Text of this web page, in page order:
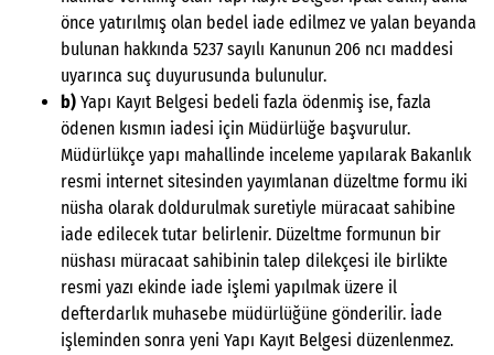
önce yatırılmış olan bedel iade edilmez ve yalan beyanda
bulunan hakkında 5237 sayılı Kanunun 206 ncı maddesi
uyarınca suç duyurusunda bulunulur.
b) Yapı Kayıt Belgesi bedeli fazla ödenmiş ise, fazla
ödenen kısmın iadesi için Müdürlüğe başvurulur.
Müdürlükçe yapı mahallinde inceleme yapılarak Bakanlık
resmi internet sitesinden yayımlanan düzeltme formu iki
nüsha olarak doldurulmak suretiyle müracaat sahibine
iade edilecek tutar belirlenir. Düzeltme formunun bir
nüshası müracaat sahibinin talep dilekçesi ile birlikte
resmi yazı ekinde iade işlemi yapılmak üzere il
defterdarlık muhasebe müdürlüğüne gönderilir. İade
işleminden sonra yeni Yapı Kayıt Belgesi düzenlenmez.